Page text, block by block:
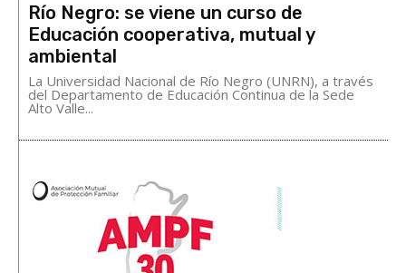
Río Negro: se viene un curso de
Educación cooperativa, mutual y
ambiental
La Universidad Nacional de Río Negro (UNRN), a través
del Departamento de Educación Continua de la Sede
Alto Valle...